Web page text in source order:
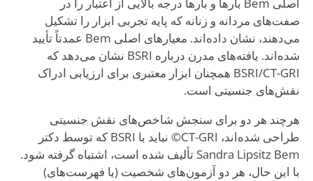
صفت‌های مردانه و زنانه که پایه تجربی ابزار را تشکیل
می‌دهند، نشان داده‌اند. معیارهای اصلی Bem عمدتاً تأیید
شده‌اند. یافته‌های مدرن درباره BSRI نشان می‌دهد که
BSRI/CT-GRI همچنان ابزار معتبری برای ارزیابی ادراک
نقش‌های جنسیتی است.
هرچند هر دو برای سنجش شاخص‌های نقش جنسیتی
طراحی شده‌اند، CT-GRI© نباید با BSRI که توسط دکتر
Sandra Lipsitz Bem تألیف شده است، اشتباه گرفته شود.
با این حال، هر دو آزمون‌های شخصیت (یا فهرست‌های)